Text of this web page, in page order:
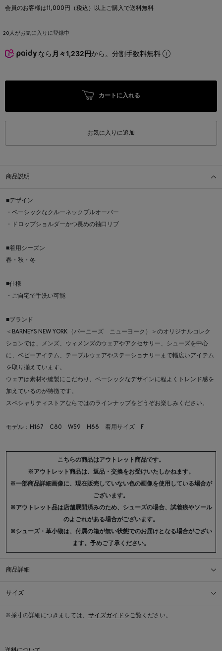
会員のお客様は11,000円（税込）以上ご購入で送料無料
20 人がお気に入りに登録中
なら 月々1,232円から。分割手数料無料
カートに入れる
お気に入りに追加
商品説明
■デザイン
・ベーシックなクルーネックプルオーバー
・ドロップショルダーかつ長めの袖口リブ
■着用シーズン
春・秋・冬
■仕様
・ご自宅で手洗い可能
■ブランド
＜BARNEYS NEW YORK（バーニーズ ニューヨーク）＞のオリジナルコレク
ションでは、メンズ、ウィメンズのウェアやアクセサリー、シューズを中心
に、ベビーアイテム、テーブルウェアやステーショナリーまで幅広いアイテム
を取り揃えています。
ウェアは素材や縫製にこだわり、ベーシックなデザインに程よくトレンド感を
加えているのが特徴です。
スペシャリティストアならではのラインナップをどうぞお楽しみください。
モデル：H167 C80 W59 H88 着用サイズ F
こちらの商品はアウトレット商品です。
※アウトレット商品は、返品・交換をお受けいたしかねます。
※一部商品詳細画像に、現在販売していない色の画像を使用している場合が
ございます。
※アウトレット品は店舗展開済みのため、シューズの場合、試着痕やソール
のよごれがある場合がございます。
※シューズ・革小物は、付属の箱が無い状態でのお届けとなる場合がござい
ます。予めご了承ください。
商品詳細
サイズ
※採寸の詳細につきましては、 サイズガイドをご覧ください。